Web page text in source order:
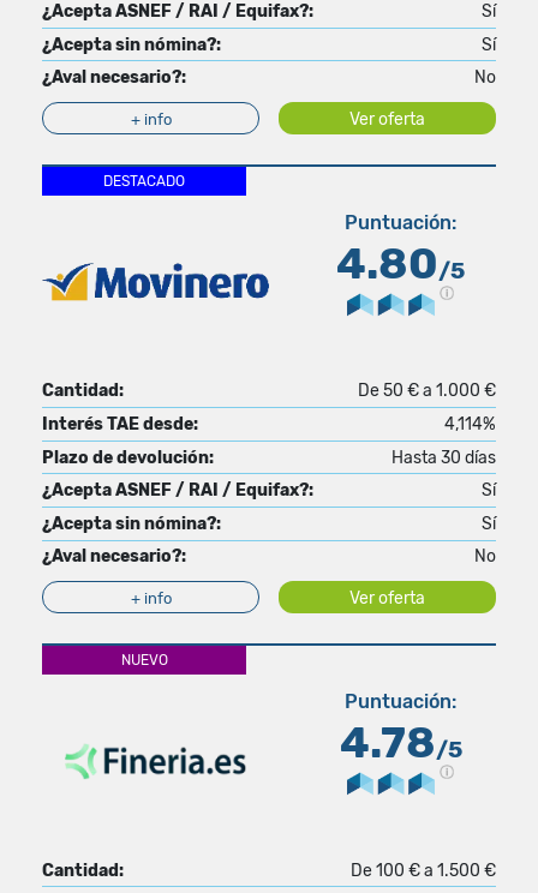
¿Acepta ASNEF / RAI / Equifax?:
Sí
¿Acepta sin nómina?:
Sí
¿Aval necesario?:
No
+ info Ver oferta
DESTACADO
Puntuación:
4.80/5
Cantidad:
De 50 € a 1.000 €
Interés TAE desde:
4,114%
Plazo de devolución:
Hasta 30 días
¿Acepta ASNEF / RAI / Equifax?:
Sí
¿Acepta sin nómina?:
Sí
¿Aval necesario?:
No
+ info Ver oferta
NUEVO
Puntuación:
4.78/5
Cantidad: De 100 € a 1.500 €